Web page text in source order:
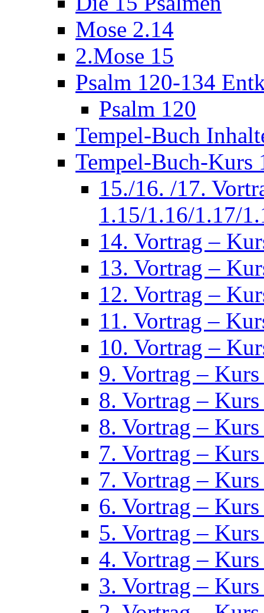
Mose 2.14
2.Mose 15
Psalm 120-134
Psalm 120
Tempel-Buch
Tempel-Buch-Kurs
15./16. /17.
1.15/1.16/1.17/
14. Vortrag –
13. Vortrag –
12. Vortrag –
11. Vortrag –
10. Vortrag –
9. Vortrag –
8. Vortrag –
8. Vortrag –
7. Vortrag –
7. Vortrag –
6. Vortrag –
5. Vortrag –
4. Vortrag –
3. Vortrag –